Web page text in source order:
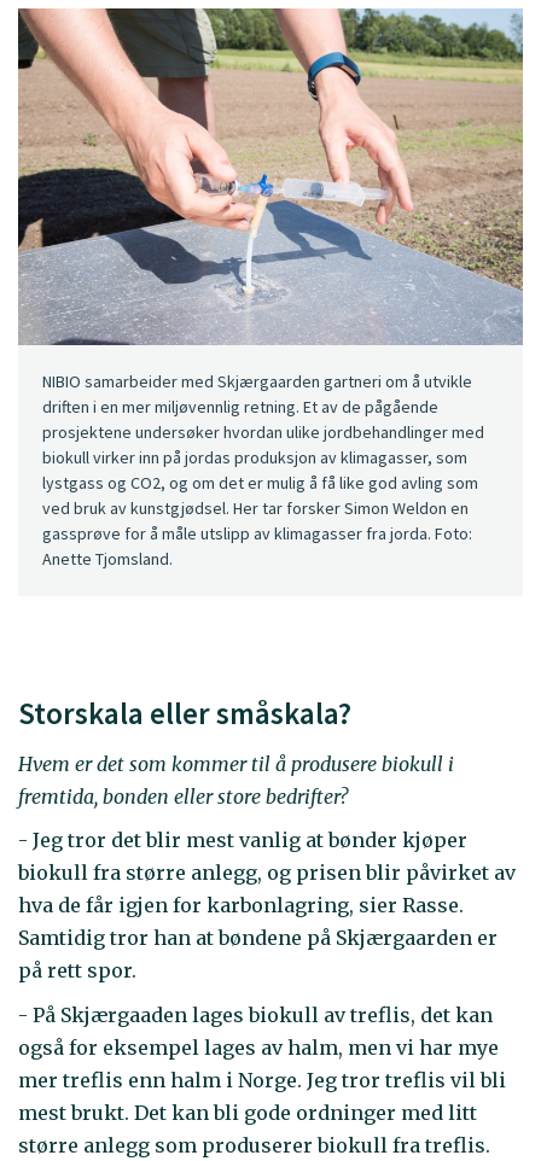
NIBIO samarbeider med Skjærgaarden gartneri om å utvikle
driften i en mer miljøvennlig retning. Et av de pågående
prosjektene undersøker hvordan ulike jordbehandlinger med
biokull virker inn på jordas produksjon av klimagasser, som
lystgass og CO2, og om det er mulig å få like god avling som
ved bruk av kunstgjødsel. Her tar forsker Simon Weldon en
gassprøve for å måle utslipp av klimagasser fra jorda. Foto:
Anette Tjomsland.
Storskala eller småskala?
Hvem er det som kommer til å produsere biokull i
fremtida, bonden eller store bedrifter?
- Jeg tror det blir mest vanlig at bønder kjøper
biokull fra større anlegg, og prisen blir påvirket av
hva de får igjen for karbonlagring, sier Rasse.
Samtidig tror han at bøndene på Skjærgaarden er
på rett spor.
- På Skjærgaaden lages biokull av treflis, det kan
også for eksempel lages av halm, men vi har mye
mer treflis enn halm i Norge. Jeg tror treflis vil bli
mest brukt. Det kan bli gode ordninger med litt
større anlegg som produserer biokull fra treflis.